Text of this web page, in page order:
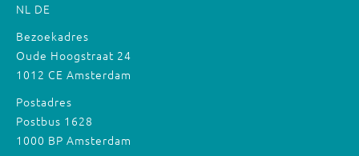
NL DE
Bezoekadres
Oude Hoogstraat 24
1012 CE Amsterdam
Postadres
Postbus 1628
1000 BP Amsterdam